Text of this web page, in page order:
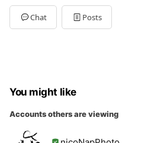
Chat Posts
You might like
Accounts others are viewing